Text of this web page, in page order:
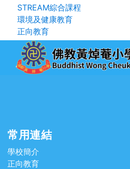
STREAM綜合課程
環境及健康教育
正向教育
常用連結
學校簡介
正向教育